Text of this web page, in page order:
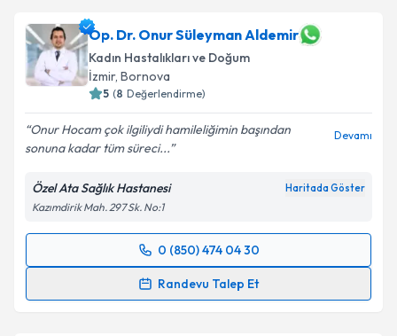
Op. Dr. Onur Süleyman Aldemir
Kadın Hastalıkları ve Doğum
İzmir, Bornova
5 (8 Değerlendirme)
Onur Hocam çok ilgiliydi hamileliğimin başından
sonuna kadar tüm süreci...
Devamı
Özel Ata Sağlık Hastanesi Haritada Göster
Kazımdirik Mah. 297 Sk. No:1
0 (850) 474 04 30
Randevu Talep Et
Randevu Takvimi Talebi